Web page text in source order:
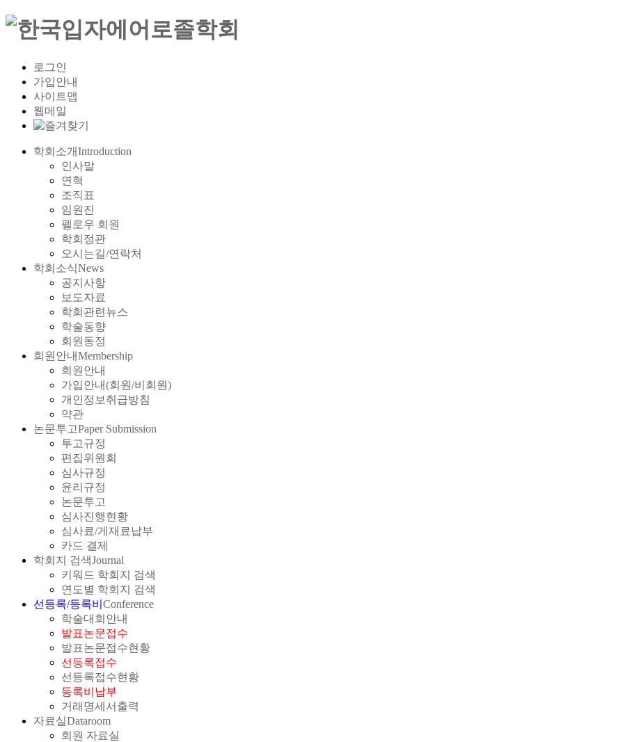
로그인
가입안내
사이트맵
웹메일
학회소개Introduction
인사말
연혁
조직표
임원진
펠로우 회원
학회정관
오시는길/연락처
학회소식News
공지사항
보도자료
학회관련뉴스
학술동향
회원동정
회원안내Membership
회원안내
가입안내(회원/비회원)
개인정보취급방침
약관
논문투고Paper Submission
투고규정
편집위원회
심사규정
윤리규정
논문투고
심사진행현황
심사료/게재료납부
카드 결제
학회지 검색Journal
키워드 학회지 검색
연도별 학회지 검색
선등록/등록비 Conference
학술대회안내
발표논문접수
발표논문접수현황
선등록접수
선등록접수현황
등록비납부
거래명세서출력
자료실Dataroom
회원 자료실